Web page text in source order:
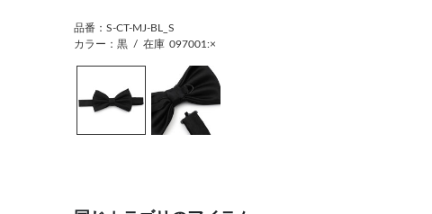
品番：S-CT-MJ-BL_S
カラー：黒 / 在庫 097001:×